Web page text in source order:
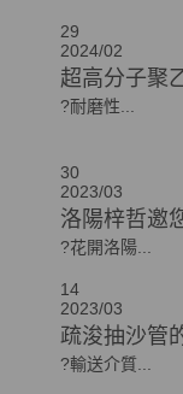
29
2024/02
超高分子聚
?耐磨性...
30
2023/03
洛陽梓哲邀
?花開洛陽...
14
2023/03
疏浚抽沙管
?輸送介質...